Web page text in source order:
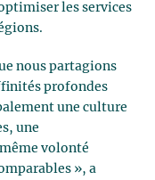
les services
nous partagions
profondes
une culture
une
volonté
», a